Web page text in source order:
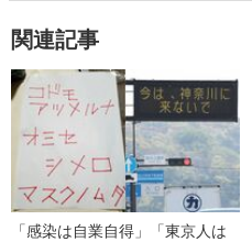
関連記事
「感染は自業自得」「東京人は